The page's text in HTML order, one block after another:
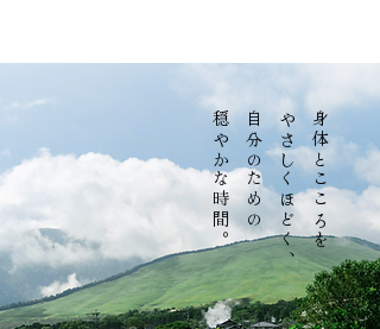
身体とこころを
やさしくほどく、
自分のための
​穏やかな時間。